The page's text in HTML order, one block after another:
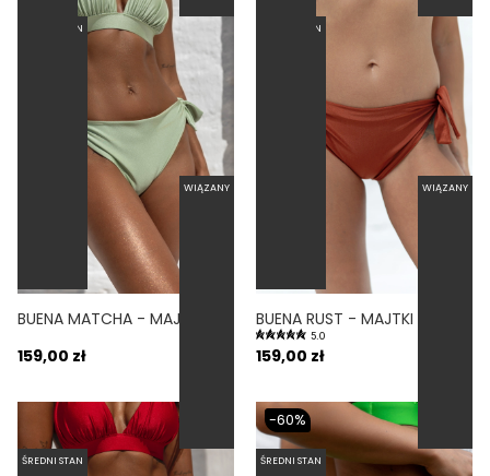
ŚREDNI STAN
159,00 zł
ŚREDNI STAN
5.0
159,00 zł
WIĄZANY
ŚREDNI STAN
WIĄZANY
ŚREDNI STAN
-60%